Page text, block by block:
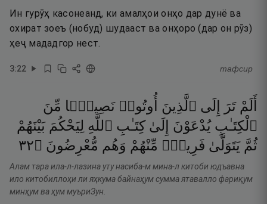
Ин гурӯҳ касонеанд, ки амалҳои онҳо дар дунё ва
охират зоеъ (нобуд) шудааст ва онҳоро (дар он рӯз)
ҳеҷ мададгор нест.
3:22 тафсир
أَلَمْ تَرَ إِلَى ٱلَّذِينَ أُوتُوا۟ نَصِيبًۭا مِّنَ
ٱلْكِتَـٰبِ يُدْعَوْنَ إِلَىٰ كِتَـٰبِ ٱللَّهِ لِيَحْكُمَ بَيْنَهُمْ
ثُمَّ يَتَوَلَّىٰ فَرِيقٌۭ مِّنْهُمْ وَهُم مُّعْرِضُونَ ۝٢٣
Алам тара ила-л-лазина уту насиба-м мина-л китоби юдъавна
ило китобиллоҳи ли яҳкума байнаҳум сумма ятавалло фариқум
минҳум ва ҳум муъриЗун.